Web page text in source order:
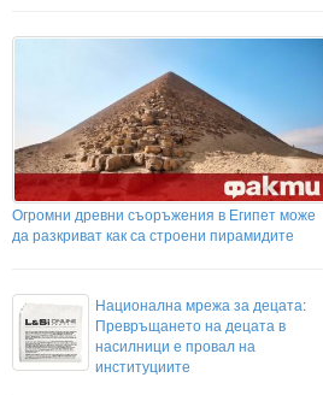
Огромни древни съоръжения в Египет може
да разкриват как са строени пирамидите
Национална мрежа за децата:
Превръщането на децата в
насилници е провал на
институциите